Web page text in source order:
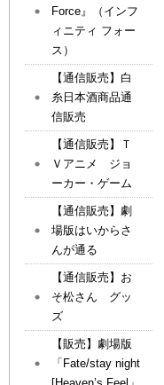
Force』（インフ
ィニティ フォー
ス）
【通信販売】白
糸日本酒商品通
信販売
【通信販売】Ｔ
Ｖアニメ ジョ
ーカー・ゲーム
【通信販売】劇
場版はいからさ
んが通る
【通信販売】お
そ松さん グッ
ズ
【販売】劇場版
「Fate/stay night